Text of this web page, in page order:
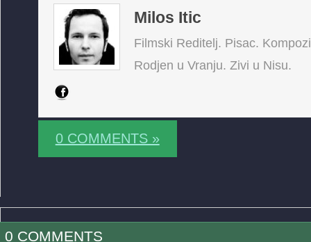
Milos Itic
Filmski Reditelj. Pisac.
Rodjen u Vranju. Zivi u Nisu.
0 COMMENTS »
0 COMMENTS